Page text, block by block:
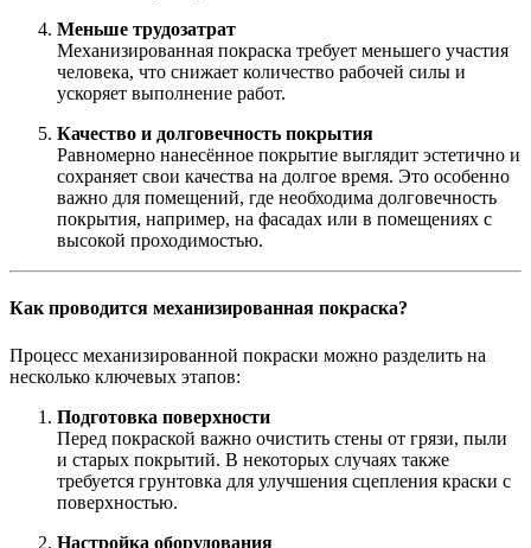
Меньше трудозатрат
Механизированная покраска требует меньшего участия
человека, что снижает количество рабочей силы и
ускоряет выполнение работ.
Качество и долговечность покрытия
Равномерно нанесённое покрытие выглядит эстетично и
сохраняет свои качества на долгое время. Это особенно
важно для помещений, где необходима долговечность
покрытия, например, на фасадах или в помещениях с
высокой проходимостью.
Как проводится механизированная покраска?
Процесс механизированной покраски можно разделить на
несколько ключевых этапов:
Подготовка поверхности
Перед покраской важно очистить стены от грязи, пыли
и старых покрытий. В некоторых случаях также
требуется грунтовка для улучшения сцепления краски с
поверхностью.
Настройка оборудования